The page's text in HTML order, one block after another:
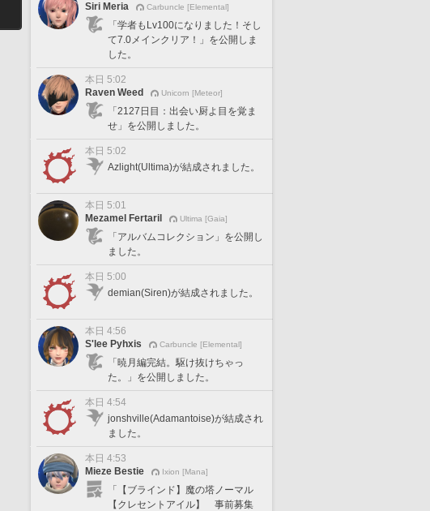
Siri Meria
Carbuncle [Elemental]
「学者もLv100になりました！そし
て7.0メインクリア！」を公開しま
した。
本日 5:02
Raven Weed
Unicorn [Meteor]
「2127日目：出会い厨よ目を覚ま
せ」を公開しました。
本日 5:02
Azlight(Ultima)が結成されました。
本日 5:01
Mezamel Fertaril
Ultima [Gaia]
「アルバムコレクション」を公開し
ました。
本日 5:00
demian(Siren)が結成されました。
本日 4:56
S'lee Pyhxis
Carbuncle [Elemental]
「暁月編完結。駆け抜けちゃっ
た。」を公開しました。
本日 4:54
jonshville(Adamantoise)が結成され
ました。
本日 4:53
Mieze Bestie
Ixion [Mana]
「【ブラインド】魔の塔ノーマル
【クレセントアイル】 事前募集